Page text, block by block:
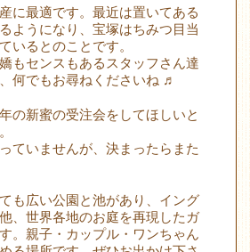
に最適です。最近は置いてある
ようになり、宝塚はちみつ目当
いるとのことです。
もセンスもあるスタッフさん達
何でもお尋ねくださいね ♬
の新蜜の受注会をしてほしいと
ていませんが、決まったらまた
も広い公園と池があり、イング
、世界各地のお庭を再現したガ
。親子・カップル・ワンちゃん